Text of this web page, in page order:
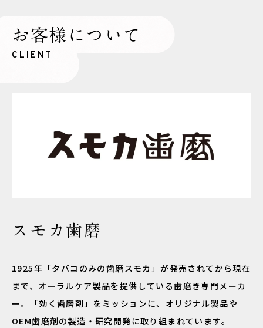
お客様について
CLIENT
スモカ歯磨
1925年「タバコのみの歯磨スモカ」が発売されてから現在
まで、オーラルケア製品を提供している歯磨き専門メーカ
ー。「効く歯磨剤」をミッションに、オリジナル製品や
OEM歯磨剤の製造・研究開発に取り組まれています。